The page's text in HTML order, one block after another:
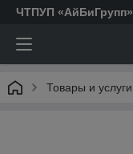
ЧТПУП «АйБиГрупп»
Товары и услуги